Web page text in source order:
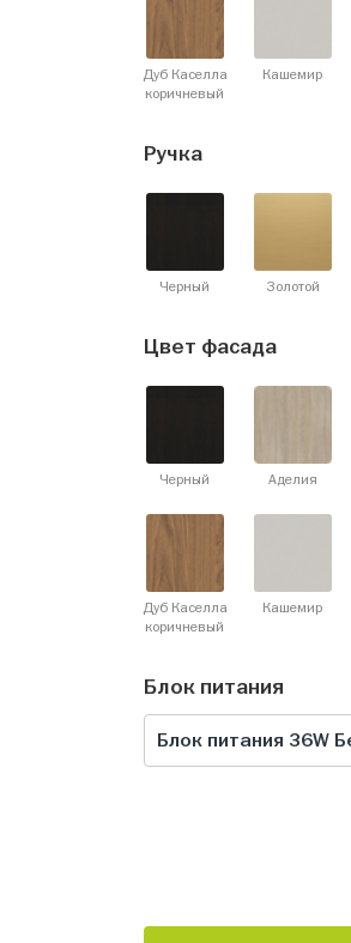
Дуб Каселла
коричневый
Кашемир
Ручка
Черный Золотой
Цвет фасада
Черный Аделия
Дуб Каселла
коричневый
Кашемир
Блок питания
Блок питания 36W